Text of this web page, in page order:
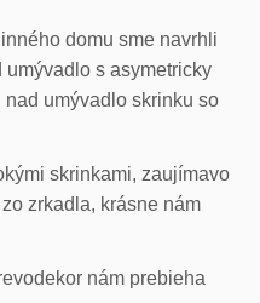
domu sme navrhli
s asymetricky
umývadlo skrinku so
skrinkami, zaujímavo
zrkadla, krásne nám
nám prebieha